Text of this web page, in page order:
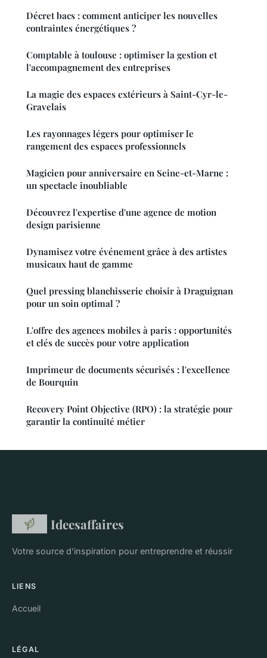
Décret bacs : comment anticiper les nouvelles
contraintes énergétiques ?
Comptable à toulouse : optimiser la gestion et
l'accompagnement des entreprises
La magie des espaces extérieurs à Saint-Cyr-le-
Gravelais
Les rayonnages légers pour optimiser le
rangement des espaces professionnels
Magicien pour anniversaire en Seine-et-Marne :
un spectacle inoubliable
Découvrez l'expertise d'une agence de motion
design parisienne
Dynamisez votre événement grâce à des artistes
musicaux haut de gamme
Quel pressing blanchisserie choisir à Draguignan
pour un soin optimal ?
L'offre des agences mobiles à paris : opportunités
et clés de succès pour votre application
Imprimeur de documents sécurisés : l'excellence
de Bourquin
Recovery Point Objective (RPO) : la stratégie pour
garantir la continuité métier
Ideesaffaires
Votre source d'inspiration pour entreprendre et réussir
LIENS
Accueil
LÉGAL